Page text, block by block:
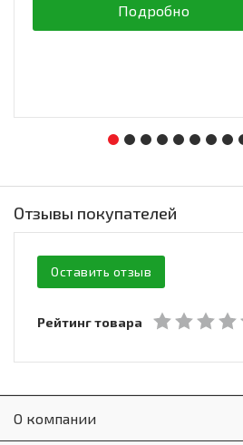
Подробно
Отзывы покупателей
Оставить отзыв
Рейтинг товара
О компании